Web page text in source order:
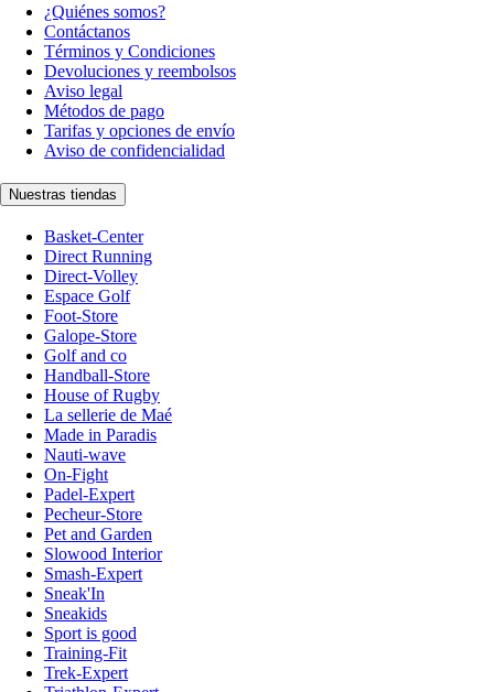
¿Quiénes somos?
Contáctanos
Términos y Condiciones
Devoluciones y reembolsos
Aviso legal
Métodos de pago
Tarifas y opciones de envío
Aviso de confidencialidad
Nuestras tiendas
Basket-Center
Direct Running
Direct-Volley
Espace Golf
Foot-Store
Galope-Store
Golf and co
Handball-Store
House of Rugby
La sellerie de Maé
Made in Paradis
Nauti-wave
On-Fight
Padel-Expert
Pecheur-Store
Pet and Garden
Slowood Interior
Smash-Expert
Sneak'In
Sneakids
Sport is good
Training-Fit
Trek-Expert